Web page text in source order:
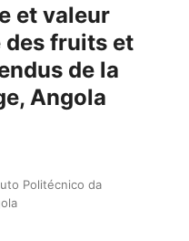
et valeur
fruits et
de la
Angola
Politécnico da